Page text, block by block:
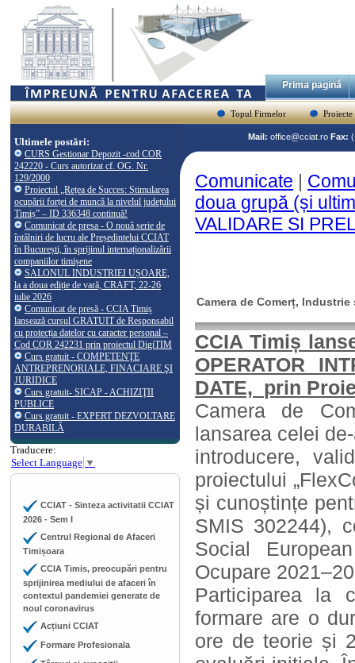
Prima pagină
Topul Firmelor Proiecte
Ultimele postări:
CURS Gestionar Depozit -cod COR
242220 - Curs autorizat cf. OG. Nr.
129/2000
Proiectul „Rețea de Succes: Stimularea
ocupării forței de muncă la nivelul județului
Timiș” – ID 336348 continuă!
Comunicat de presa - O nouă serie de
întâlniri de lucru ale Președintelui CCIAT
în București, în sprijinul internaționalizării
companiilor timișene
SALONUL INDUSTRIEI UȘOARE,
la a doua ediție de vară, CRAFT, 22-26
iulie 2026
Comunicat de presă - CCIA Timiș
lansează cursul GRATUIT de Responsabil
cu protecția datelor cu caracter personal –
Cod COR 242231 prin proiectul DigiTIM
Curs gratuit - COMPETENŢE
ANTREPRENORIALE, FINACIARE ŞI
JURIDICE
Curs gratuit- SICAP - ACHIZIŢII
PUBLICE
Curs gratuit - EXPERT DEZVOLTARE
DURABILĂ
Traducere:
Select Language ▼
CCIAT - Sinteza activitatii CCIAT
2026 - Sem I
Centrul Regional de Afaceri
Timișoara
CCIA Timis, preocupări pentru
sprijinirea mediului de afaceri în
contextul pandemiei generate de
noul coronavirus
Acțiuni CCIAT
Formare Profesionala
Mail: office@cciat.ro Fax:
Comunicate |
doua grupă (și
VALIDARE SI
Camera de Comerț,
CCIA Timiș
OPERATOR
DATE, prin
Camera de
lansarea celei
introducere,
proiectului
și cunoștințe
SMIS 302244),
Social
Ocupare
Participarea la
formare are o
ore de teorie și